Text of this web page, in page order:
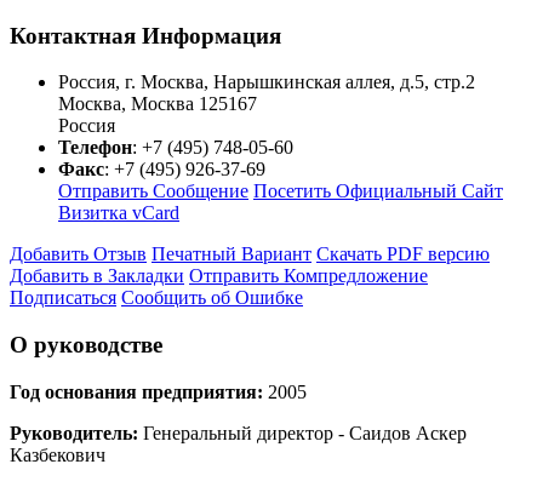
Контактная Информация
Россия, г. Москва, Нарышкинская аллея, д.5, стр.2
Москва, Москва 125167
Россия
Телефон: +7 (495) 748-05-60
Факс: +7 (495) 926-37-69
Отправить Сообщение Посетить Официальный Сайт
Визитка vCard
Добавить Отзыв Печатный Вариант Скачать PDF версию
Добавить в Закладки Отправить Компредложение
Подписаться Сообщить об Ошибке
О руководстве
Год основания предприятия: 2005
Руководитель: Генеральный директор - Саидов Аскер
Казбекович